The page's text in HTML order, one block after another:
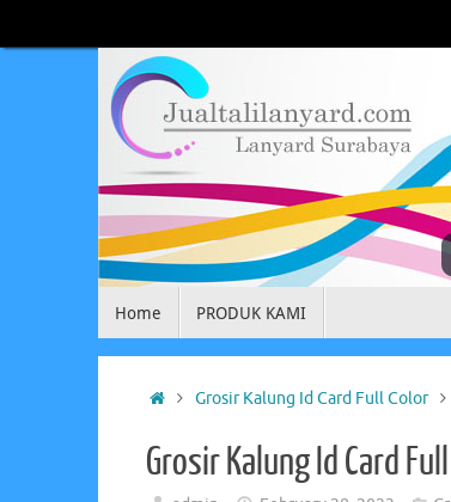
to
Home PRODUK KAMI
HomeGrosir Kalung Id Card Full Color
Grosir Kalung Id Card